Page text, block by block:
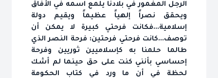
الرجل المغمور في بلادنا يلمع اسمه في الأفاق
ويحقق نصراً إلهياً عظيماً ويقيم دولة
إسلامية...فكانت فرحتي كبيرة لا يمكن أن
توصف...كانت فرحتي فرحتين: فرحة النصر الذي
طالما حلمنا به كإسلاميين ثوريين وفرحة
إحساسي بأنني كنت على حق حينما لم أشك
لحظة في أن ما ورد في كتاب الحكومة